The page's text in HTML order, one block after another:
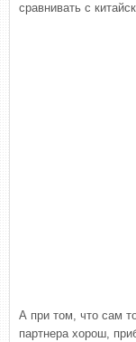
сравнивать с
А при том, что сам
партнера хорош,